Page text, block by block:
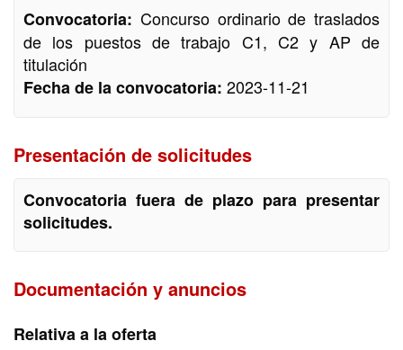
Convocatoria: Concurso ordinario de traslados
de los puestos de trabajo C1, C2 y AP de
titulación
Fecha de la convocatoria: 2023-11-21
Presentación de solicitudes
Convocatoria fuera de plazo para presentar
solicitudes.
Documentación y anuncios
Relativa a la oferta